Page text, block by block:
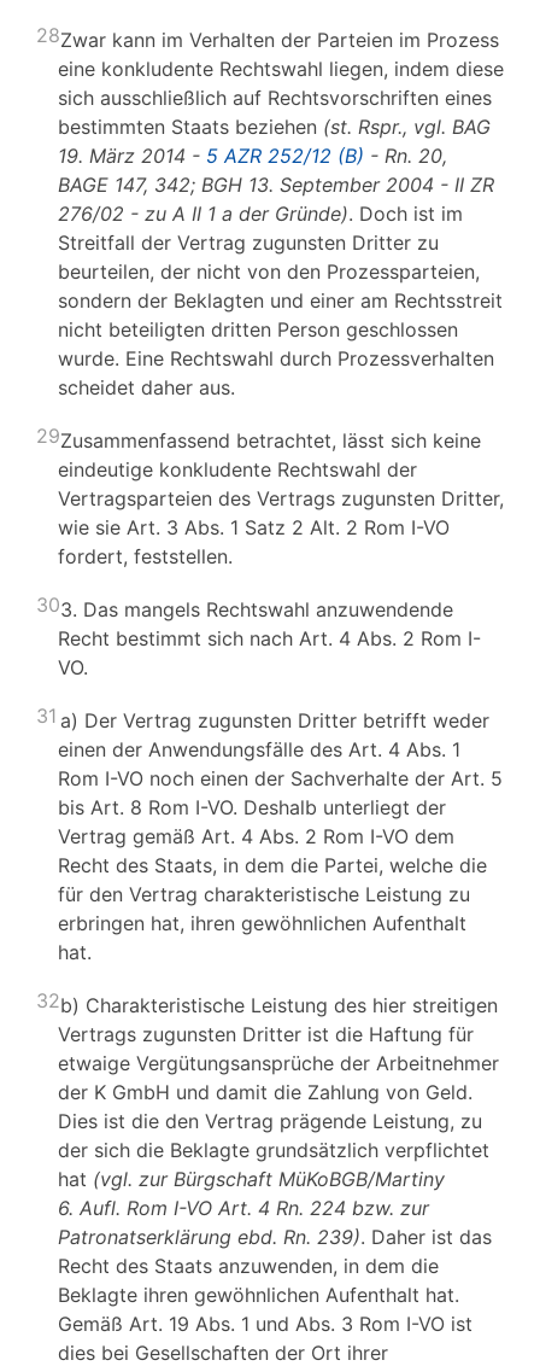
28Zwar kann im Verhalten der Parteien im Prozess
eine konkludente Rechtswahl liegen, indem diese
sich ausschließlich auf Rechtsvorschriften eines
bestimmten Staats beziehen (st. Rspr., vgl. BAG
19. März 2014 - 5 AZR 252/12 (B) - Rn. 20,
BAGE 147, 342; BGH 13. September 2004 - II ZR
276/02 - zu A II 1 a der Gründe). Doch ist im
Streitfall der Vertrag zugunsten Dritter zu
beurteilen, der nicht von den Prozessparteien,
sondern der Beklagten und einer am Rechtsstreit
nicht beteiligten dritten Person geschlossen
wurde. Eine Rechtswahl durch Prozessverhalten
scheidet daher aus.
29Zusammenfassend betrachtet, lässt sich keine
eindeutige konkludente Rechtswahl der
Vertragsparteien des Vertrags zugunsten Dritter,
wie sie Art. 3 Abs. 1 Satz 2 Alt. 2 Rom I-VO
fordert, feststellen.
303. Das mangels Rechtswahl anzuwendende
Recht bestimmt sich nach Art. 4 Abs. 2 Rom I-
VO.
31 a) Der Vertrag zugunsten Dritter betrifft weder
einen der Anwendungsfälle des Art. 4 Abs. 1
Rom I-VO noch einen der Sachverhalte der Art. 5
bis Art. 8 Rom I-VO. Deshalb unterliegt der
Vertrag gemäß Art. 4 Abs. 2 Rom I-VO dem
Recht des Staats, in dem die Partei, welche die
für den Vertrag charakteristische Leistung zu
erbringen hat, ihren gewöhnlichen Aufenthalt
hat.
32b) Charakteristische Leistung des hier streitigen
Vertrags zugunsten Dritter ist die Haftung für
etwaige Vergütungsansprüche der Arbeitnehmer
der K GmbH und damit die Zahlung von Geld.
Dies ist die den Vertrag prägende Leistung, zu
der sich die Beklagte grundsätzlich verpflichtet
hat (vgl. zur Bürgschaft MüKoBGB/Martiny
6. Aufl. Rom I-VO Art. 4 Rn. 224 bzw. zur
Patronatserklärung ebd. Rn. 239). Daher ist das
Recht des Staats anzuwenden, in dem die
Beklagte ihren gewöhnlichen Aufenthalt hat.
Gemäß Art. 19 Abs. 1 und Abs. 3 Rom I-VO ist
dies bei Gesellschaften der Ort ihrer